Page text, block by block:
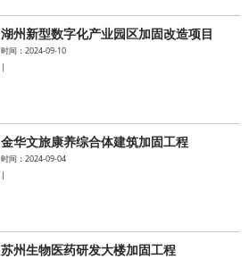
湖州新型数字化产业园区加固改造项目
时间：2024-09-10
|
金华文旅康养综合体建筑加固工程
时间：2024-09-04
|
苏州生物医药研发大楼加固工程